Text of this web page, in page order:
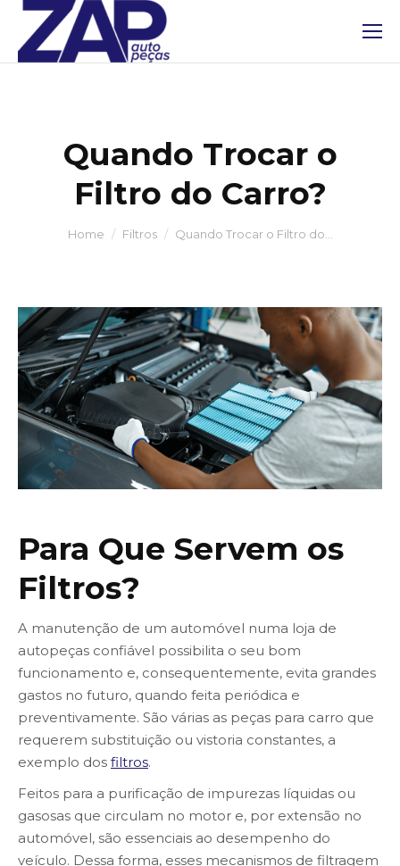
Quando Trocar o
Filtro do Carro?
You are here:
Home Filtros Quando Trocar o Filtro do…
Para Que Servem os
Filtros?
A manutenção de um automóvel numa loja de
autopeças confiável possibilita o seu bom
funcionamento e, consequentemente, evita grandes
gastos no futuro, quando feita periódica e
preventivamente. São várias as peças para carro que
requerem substituição ou vistoria constantes, a
exemplo dos filtros.
Feitos para a purificação de impurezas líquidas ou
gasosas que circulam no motor e, por extensão no
automóvel, são essenciais ao desempenho do
veículo. Dessa forma, esses mecanismos de filtragem